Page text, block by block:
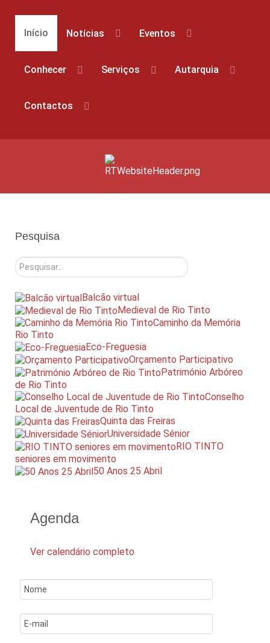
Início Notícias Eventos
Conhecer Serviços Autarquia
Contactos
Pesquisa
Pesquisar
Balcão virtual
Medieval de Rio Tinto
Caminho da Memória
Rio Tinto
Eco-Freguesia
Orçamento Participativo
Património Arbóreo
de Rio Tinto
Conselho
Local de Juventude de Rio Tinto
Quinta das Freiras
Universidade Sénior
RIO TINTO
seniores em movimento
50 Anos 25 Abril
Agenda
Ver calendário completo